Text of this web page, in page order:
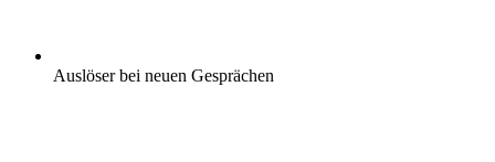
Auslöser bei neuen Gesprächen